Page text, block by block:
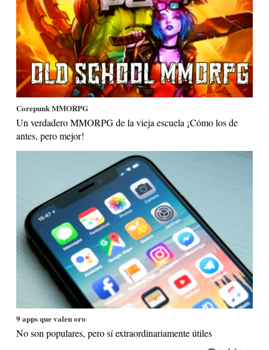
Corepunk MMORPG
Un verdadero MMORPG de la vieja escuela ¡Cómo los de
antes, pero mejor!
9 apps que valen oro
No son populares, pero sí extraordinariamente útiles